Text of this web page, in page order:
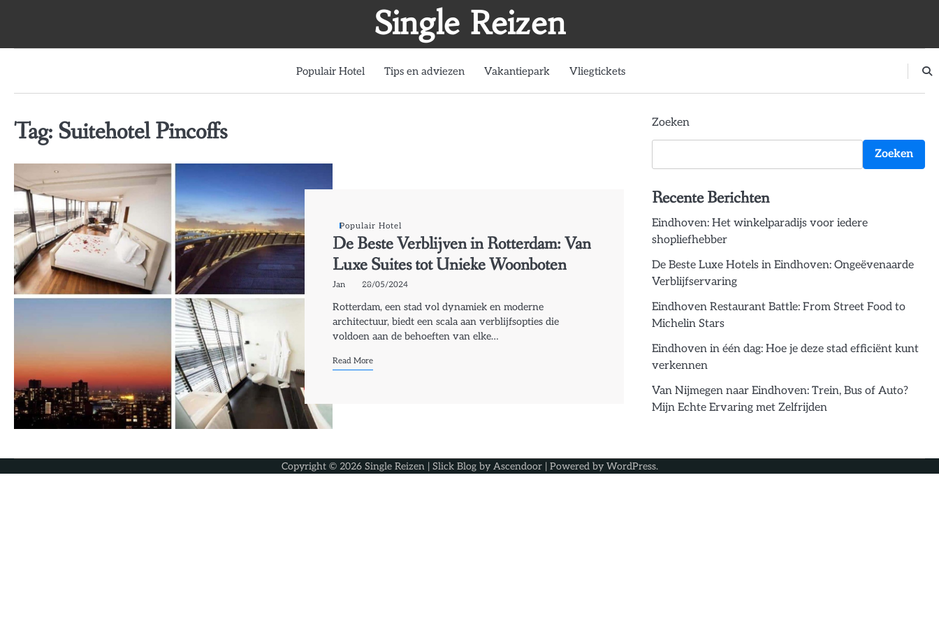
Single Reizen
Populair Hotel Tips en adviezen Vakantiepark Vliegtickets
Tag: Suitehotel Pincoffs
Populair Hotel
De Beste Verblijven in Rotterdam: Van
Luxe Suites tot Unieke Woonboten
Jan 28/05/2024
Rotterdam, een stad vol dynamiek en moderne
architectuur, biedt een scala aan verblijfsopties die
voldoen aan de behoeften van elke…
Read More
Zoeken
Zoeken
Recente Berichten
Eindhoven: Het winkelparadijs voor iedere
shopliefhebber
De Beste Luxe Hotels in Eindhoven: Ongeëvenaarde
Verblijfservaring
Eindhoven Restaurant Battle: From Street Food to
Michelin Stars
Eindhoven in één dag: Hoe je deze stad efficiënt kunt
verkennen
Van Nijmegen naar Eindhoven: Trein, Bus of Auto?
Mijn Echte Ervaring met Zelfrijden
Copyright © 2026 Single Reizen| Slick Blog by Ascendoor| Powered by WordPress.